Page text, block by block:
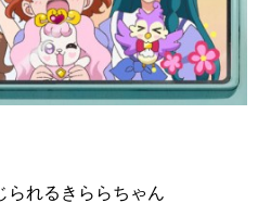
られるきららちゃん